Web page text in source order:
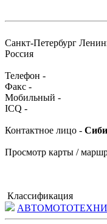
Санкт-Петербург
Россия
Телефон -
Факс -
Мобильный -
ICQ -
Контактное лицо -
Просмотр карты /
Классификация